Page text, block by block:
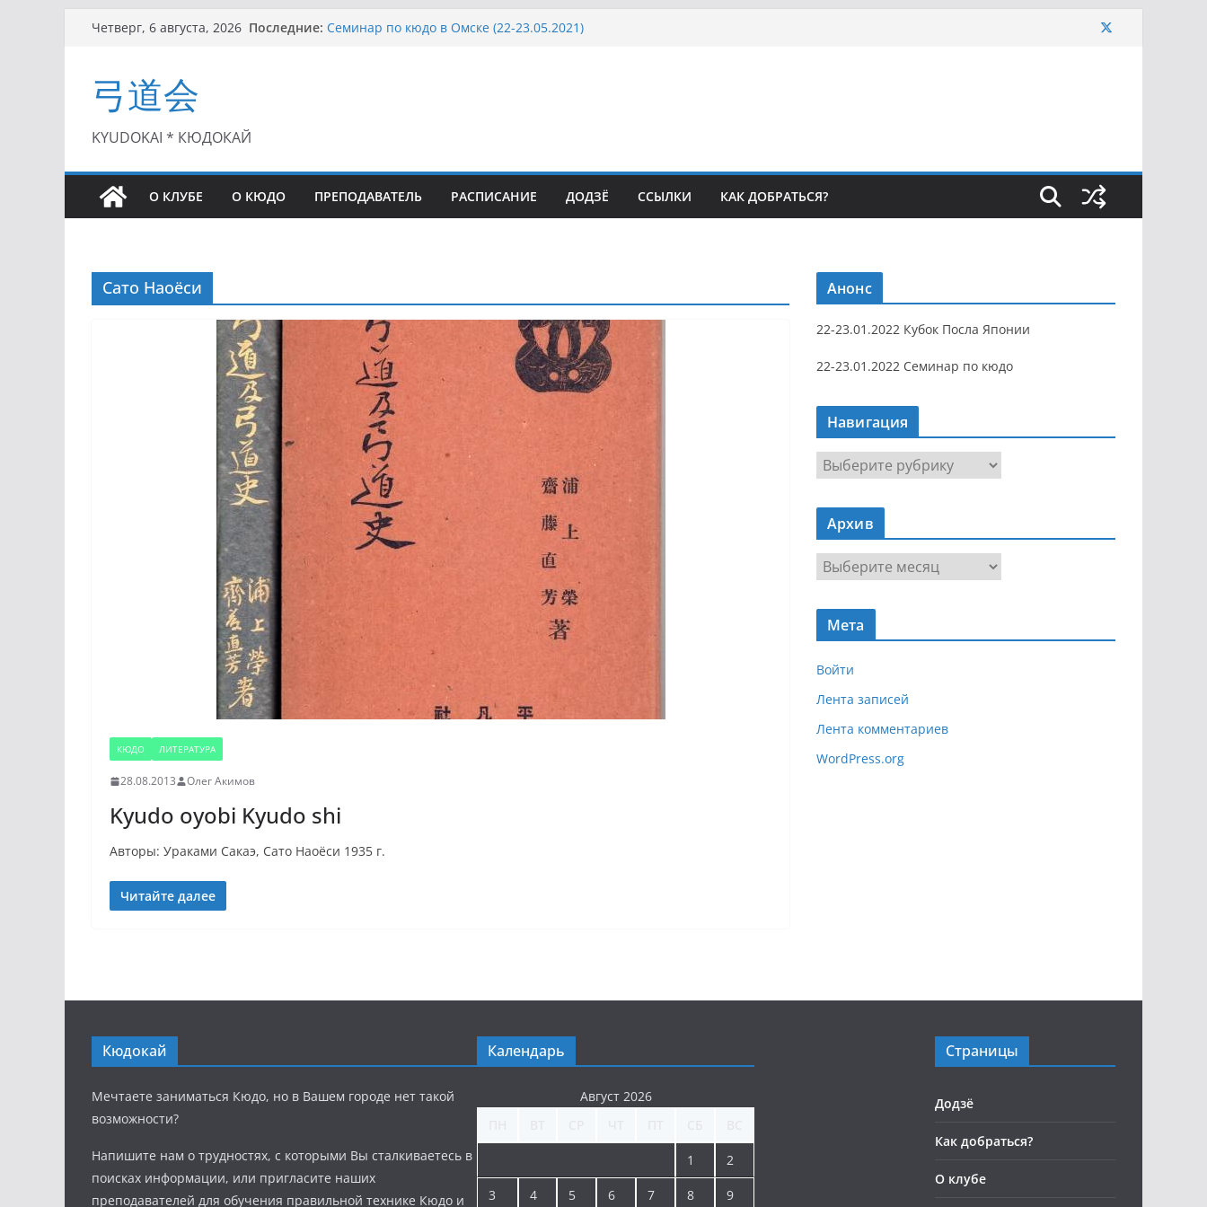
Перейти
Четверг, 6 августа, 2026 Последние: Семинар по кюдо в Омске (22-23.05.2021)
弓道会
KYUDOKAI * КЮДОКАЙ
О КЛУБЕ О КЮДО ПРЕПОДАВАТЕЛЬ РАСПИСАНИЕ ДОДЗЁ ССЫЛКИ КАК ДОБРАТЬСЯ?
Сато Наоёси
КЮДО ЛИТЕРАТУРА
28.08.2013 Олег Акимов
Kyudo oyobi Kyudo shi
Авторы: Ураками Сакаэ, Сато Наоёси 1935 г.
Читайте далее
Анонс
22-23.01.2022 Кубок Посла Японии
22-23.01.2022 Семинар по кюдо
Навигация
Н
а
в
г
я
Архив
р
х
Мета
Войти
Лента записей
Лента комментариев
WordPress.org
Кюдокай
Мечтаете заниматься Кюдо, но в Вашем городе нет такой
возможности?
Напишите нам о трудностях, с которыми Вы сталкиваетесь в
поисках информации, или пригласите наших
преподавателей для обучения правильной технике Кюдо и
Календарь
Август 2026
1 2
3 4 5 6 7 8 9
Страницы
Додзё
Как добраться?
О клубе